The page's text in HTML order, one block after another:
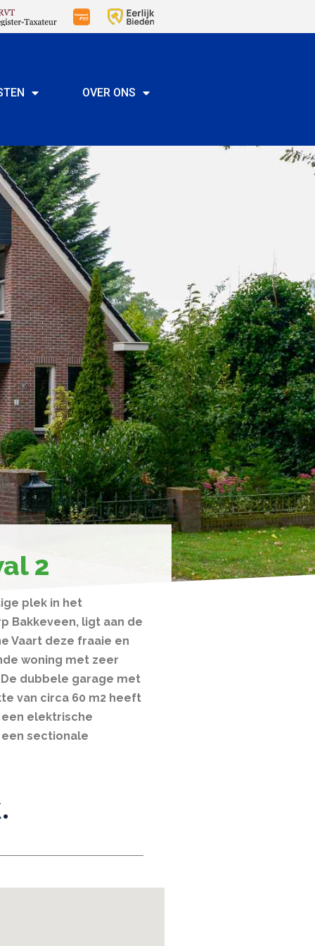
OVER ONS
2
plek in het
Bakkeveen, ligt aan de
Vaart deze fraaie en
woning met zeer
dubbele garage met
van circa 60 m2 heeft
elektrische
sectionale